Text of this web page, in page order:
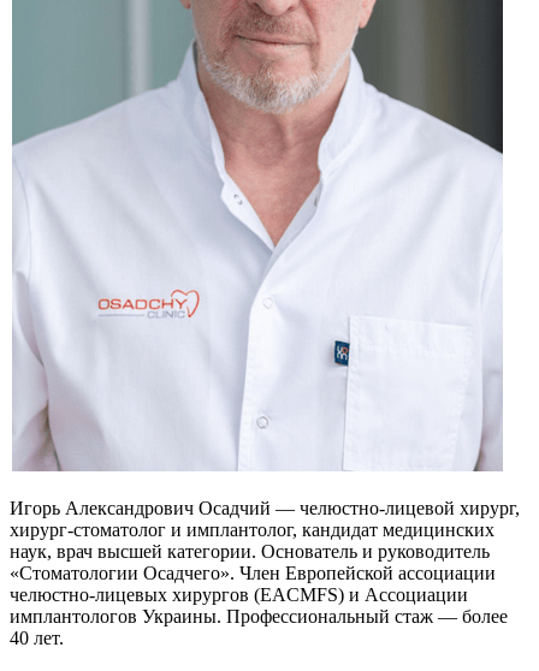
Игорь Александрович Осадчий — челюстно-лицевой хирург,
хирург-стоматолог и имплантолог, кандидат медицинских
наук, врач высшей категории. Основатель и руководитель
«Стоматологии Осадчего». Член Европейской ассоциации
челюстно-лицевых хирургов (EACMFS) и Ассоциации
имплантологов Украины. Профессиональный стаж — более
40 лет.